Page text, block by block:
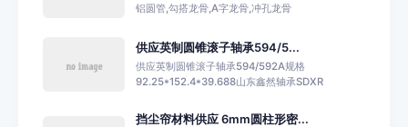
铝圆管,勾搭龙骨,A字龙骨,冲孔龙骨
供应英制圆锥滚子轴承594/5...
供应英制圆锥滚子轴承594/592A规格
92.25*152.4*39.688山东鑫然轴承SDXR
挡尘帘材料供应 6mm圆柱形密...